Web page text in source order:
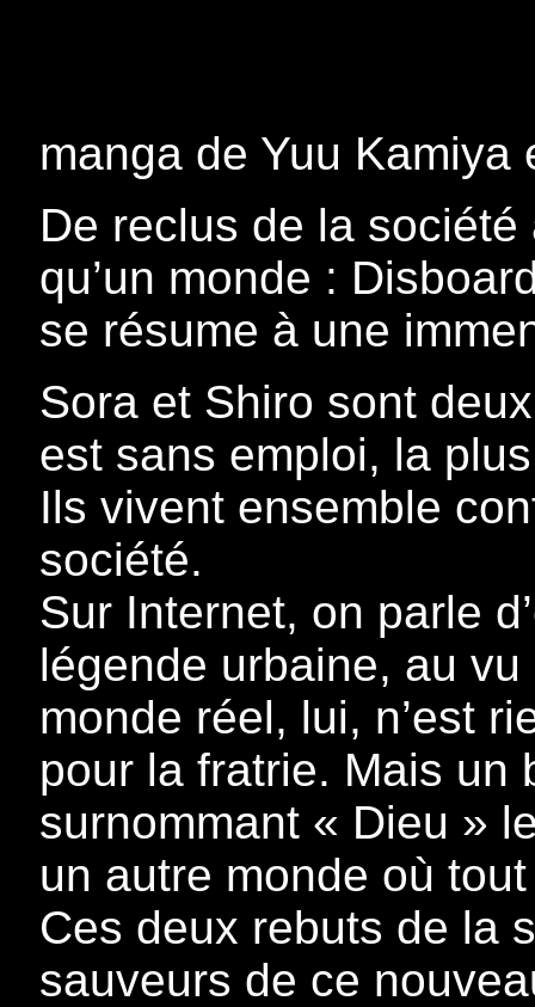
manga de Yuu Kamiya
De reclus de la société
qu’un monde :
se résume à une
Sora et Shiro sont
est sans emploi, la
Ils vivent ensemble
société.
Sur Internet, on parle
légende urbaine, au
monde réel, lui, n’est
pour la fratrie. Mais un
surnommant « Dieu »
un autre monde où
Ces deux rebuts de la
sauveurs de ce